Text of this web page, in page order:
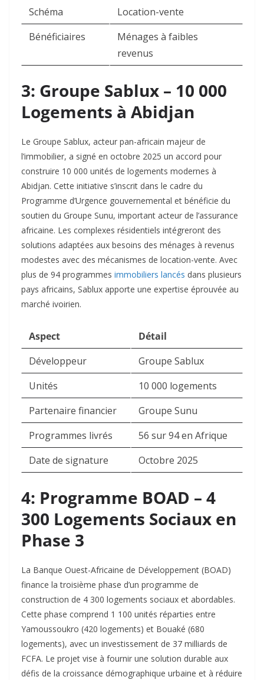
Schéma
Location-vente
Bénéficiaires
Ménages à faibles
revenus
3: Groupe Sablux – 10 000
Logements à Abidjan
Le Groupe Sablux, acteur pan-africain majeur de
l’immobilier, a signé en octobre 2025 un accord pour
construire 10 000 unités de logements modernes à
Abidjan. Cette initiative s’inscrit dans le cadre du
Programme d’Urgence gouvernemental et bénéficie du
soutien du Groupe Sunu, important acteur de l’assurance
africaine. Les complexes résidentiels intégreront des
solutions adaptées aux besoins des ménages à revenus
modestes avec des mécanismes de location-vente. Avec
plus de 94 programmes immobiliers lancés dans plusieurs
pays africains, Sablux apporte une expertise éprouvée au
marché ivoirien.​
Aspect
Détail
Développeur
Groupe Sablux
Unités
10 000 logements
Partenaire financier
Groupe Sunu
Programmes livrés
56 sur 94 en Afrique
Date de signature
Octobre 2025
4: Programme BOAD – 4
300 Logements Sociaux en
Phase 3
La Banque Ouest-Africaine de Développement (BOAD)
finance la troisième phase d’un programme de
construction de 4 300 logements sociaux et abordables.
Cette phase comprend 1 100 unités réparties entre
Yamoussoukro (420 logements) et Bouaké (680
logements), avec un investissement de 37 milliards de
FCFA. Le projet vise à fournir une solution durable aux
défis de la croissance démographique urbaine et à réduire